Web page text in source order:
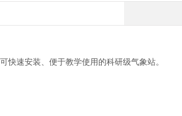
快速安装、便于教学使用的科研级气象站。